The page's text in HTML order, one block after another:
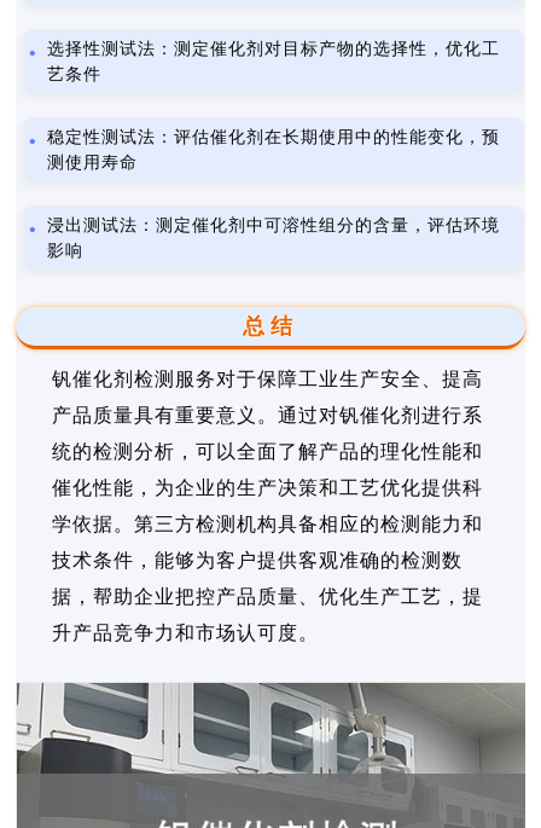
选择性测试法：测定催化剂对目标产物的选择性，优化工
艺条件
稳定性测试法：评估催化剂在长期使用中的性能变化，预
测使用寿命
浸出测试法：测定催化剂中可溶性组分的含量，评估环境
影响
总结
钒催化剂检测服务对于保障工业生产安全、提高
产品质量具有重要意义。通过对钒催化剂进行系
统的检测分析，可以全面了解产品的理化性能和
催化性能，为企业的生产决策和工艺优化提供科
学依据。第三方检测机构具备相应的检测能力和
技术条件，能够为客户提供客观准确的检测数
据，帮助企业把控产品质量、优化生产工艺，提
升产品竞争力和市场认可度。